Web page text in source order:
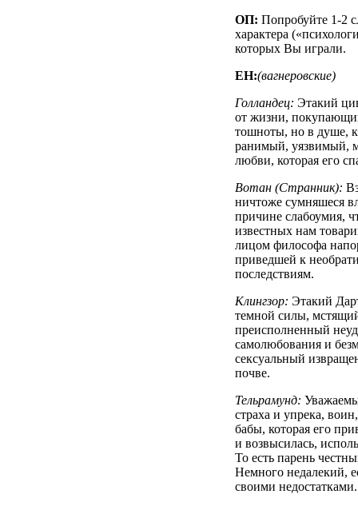
ОП: Попробуйте 1-2
характера
которых Вы играли.
ЕН:(вагнеровские)
Голландец: Этакий
от жизни,
тошноты, но в душе,
ранимый, уязвимый,
любви, которая его
Вотан (Странник):
ничтоже сумняшеся
причине слабоумия,
известных нам
лицом философа
приведшей к
последствиям.
Клингзор: Этакий
темной силы,
преисполненный
самолюбования и
сексуальный
почве.
Тельрамунд:
страха и упрека,
бабы, которая его
и возвысилась,
То есть парень
Немного недалекий,
своими недостатками.